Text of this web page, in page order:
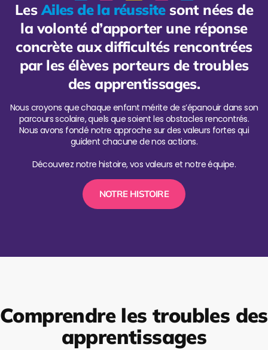
LesAiles de la réussitesont nées de
la volonté d’apporter une réponse
concrète aux difficultés rencontrées
par les élèves porteurs de troubles
des apprentissages.
Nous croyons que chaque enfant mérite de s’épanouir dans son
parcours scolaire, quels que soient les obstacles rencontrés.
Nous avons fondé notre approche sur des valeurs fortes qui
guident chacune de nos actions.
Découvrez notre histoire, vos valeurs et notre équipe.
NOTRE HISTOIRE
Comprendre les troubles des
apprentissages